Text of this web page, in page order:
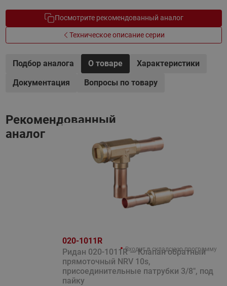
Посмотрите рекомендованный аналог
Техническое описание серии
Подбор аналога О товаре
Характеристики
Документация
Вопросы по товару
Рекомендованный
аналог
020-1011R
Ридан 020-1011R — Клапан обратный
прямоточный NRV 10s,
присоединительные патрубки 3/8", под
пайку
Входит в складскую программу